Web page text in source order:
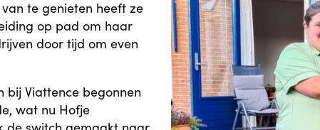
te genieten heeft ze
op pad om haar
door tijd om even
bij Viattence begonnen
wat nu Hofje